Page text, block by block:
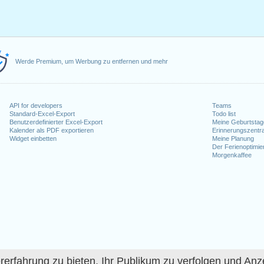
zu bieten, Ihr Publikum zu verfolgen und
Werde Premium, um Werbung zu entfernen und mehr
API for developers
Standard-Excel-Export
Benutzerdefinierter Excel-Export
Kalender als PDF exportieren
Widget einbetten
Teams
Todo list
Meine
Meine Planung
Der
Morgenkaffee